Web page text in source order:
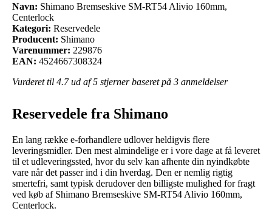
Navn: Shimano Bremseskive SM-RT54 Alivio 160mm,
Centerlock
Kategori: Reservedele
Producent: Shimano
Varenummer: 229876
EAN: 4524667308324
Vurderet til 4.7ud af 5 stjerner baseret på 3 anmeldelser
Reservedele fra Shimano
En lang række e-forhandlere udlover heldigvis flere
leveringsmidler. Den mest almindelige er i vore dage at få leveret
til et udleveringssted, hvor du selv kan afhente din nyindkøbte
vare når det passer ind i din hverdag. Den er nemlig rigtig
smertefri, samt typisk derudover den billigste mulighed for fragt
ved køb af Shimano Bremseskive SM-RT54 Alivio 160mm,
Centerlock.